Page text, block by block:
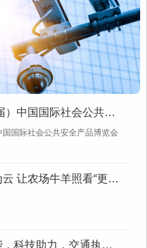
）中国国际社会公共安
说明会成功举办
国际社会公共安全产品博览会
让农场牛羊照看“更有
科技助力，交通执